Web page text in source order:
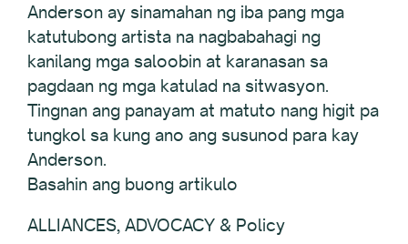
Anderson ay sinamahan ng iba pang mga
katutubong artista na nagbabahagi ng
kanilang mga saloobin at karanasan sa
pagdaan ng mga katulad na sitwasyon.
Tingnan ang panayam at matuto nang higit pa
tungkol sa kung ano ang susunod para kay
Anderson.
Basahin ang buong artikulo
ALLIANCES, ADVOCACY & Policy